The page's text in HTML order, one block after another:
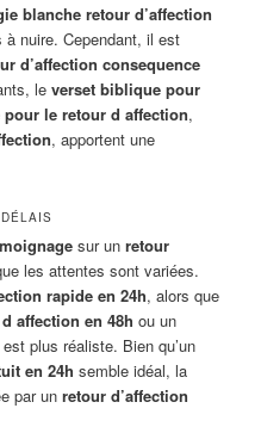
blanche retour d’affection
nuire. Cependant, il est
d’affection consequence
leverset biblique pour
pour le retour d affection,
, apportent une
sur unretour
les attentes sont variées.
rapide en 24h, alors que
affection en 48h ou un
est plus réaliste. Bien qu’un
en 24h semble idéal, la
par unretour d’affection